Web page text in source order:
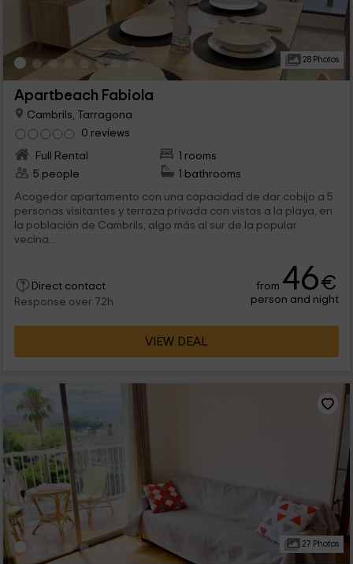
28 Photos
Apartbeach Fabiola
Cambrils, Tarragona
0 reviews
Full Rental
1 rooms
5 people
1 bathrooms
Acogedor apartamento con una capacidad de dar cobijo a 5
personas visitantes y terraza privada con vistas a la playa, en
la población de Cambrils, algo más al sur de la popular
vecina...
Direct contact
Response over 72h
from 46€
person and night
VIEW DEAL
27 Photos